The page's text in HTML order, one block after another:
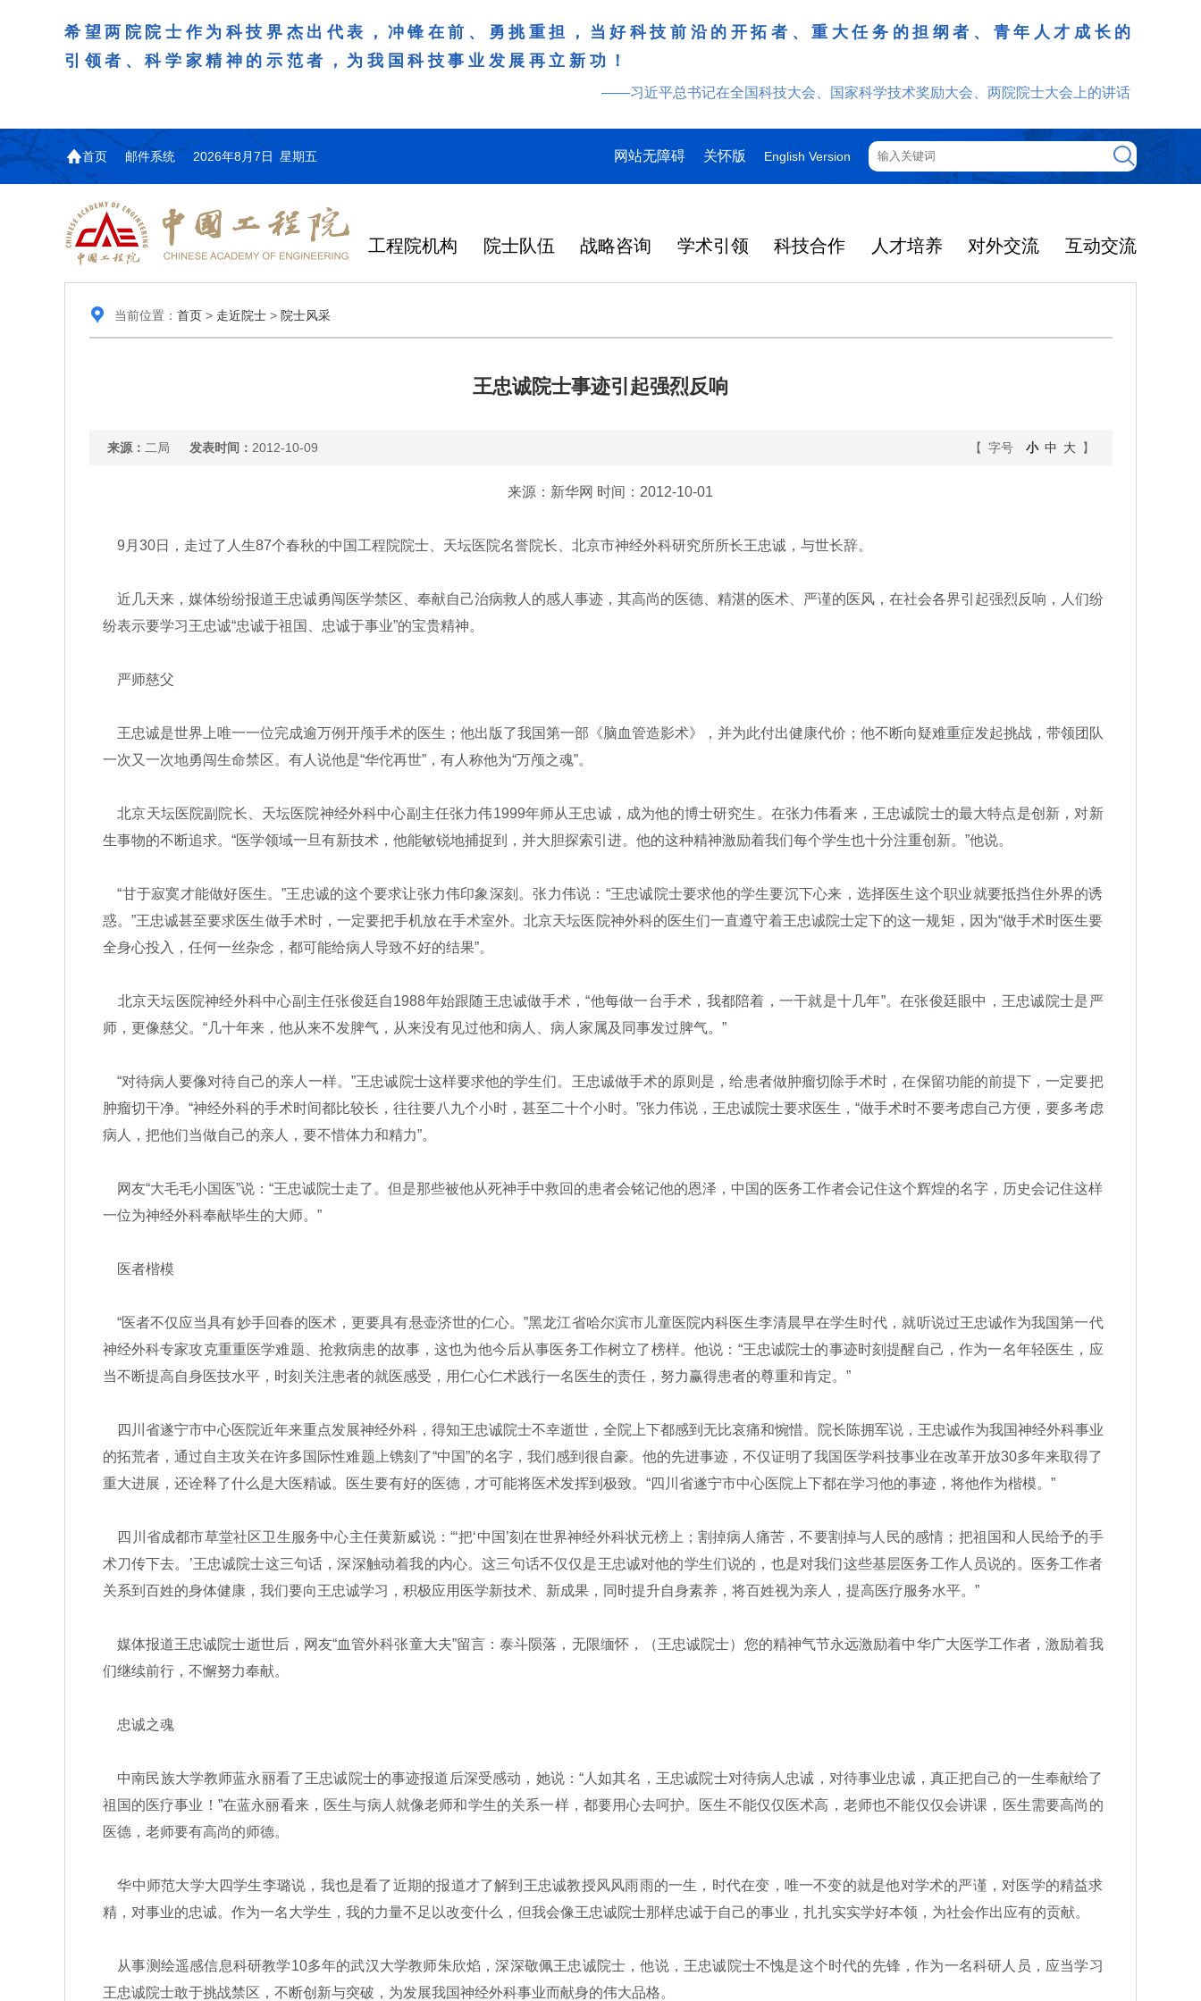
希望两院院士作为科技界杰出代表，冲锋在前、勇挑重担，当好科技前沿的开拓者、重大任务的担纲者、青年人才成长的
引领者、科学家精神的示范者，为我国科技事业发展再立新功！
——习近平总书记在全国科技大会、国家科学技术奖励大会、两院院士大会上的讲话
首页 邮件系统 2026年8月7日 星期五 网站无障碍 关怀版 English Version
工程院机构 院士队伍 战略咨询 学术引领 科技合作 人才培养 对外交流 互动交流
当前位置： 首页> 走近院士> 院士风采
王忠诚院士事迹引起强烈反响
来源： 二局 发表时间： 2012-10-09 【 字号 小 中 大】
来源：新华网 时间：2012-10-01
9月30日，走过了人生87个春秋的中国工程院院士、天坛医院名誉院长、北京市神经外科研究所所长王忠诚，与世长辞。
近几天来，媒体纷纷报道王忠诚勇闯医学禁区、奉献自己治病救人的感人事迹，其高尚的医德、精湛的医术、严谨的医风，在社会各界引起强烈反响，人们纷
纷表示要学习王忠诚“忠诚于祖国、忠诚于事业”的宝贵精神。
严师慈父
王忠诚是世界上唯一一位完成逾万例开颅手术的医生；他出版了我国第一部《脑血管造影术》，并为此付出健康代价；他不断向疑难重症发起挑战，带领团队
一次又一次地勇闯生命禁区。有人说他是“华佗再世”，有人称他为“万颅之魂”。
北京天坛医院副院长、天坛医院神经外科中心副主任张力伟1999年师从王忠诚，成为他的博士研究生。在张力伟看来，王忠诚院士的最大特点是创新，对新
生事物的不断追求。“医学领域一旦有新技术，他能敏锐地捕捉到，并大胆探索引进。他的这种精神激励着我们每个学生也十分注重创新。”他说。
“甘于寂寞才能做好医生。”王忠诚的这个要求让张力伟印象深刻。张力伟说：“王忠诚院士要求他的学生要沉下心来，选择医生这个职业就要抵挡住外界的诱
惑。”王忠诚甚至要求医生做手术时，一定要把手机放在手术室外。北京天坛医院神外科的医生们一直遵守着王忠诚院士定下的这一规矩，因为“做手术时医生要
全身心投入，任何一丝杂念，都可能给病人导致不好的结果”。
北京天坛医院神经外科中心副主任张俊廷自1988年始跟随王忠诚做手术，“他每做一台手术，我都陪着，一干就是十几年”。在张俊廷眼中，王忠诚院士是严
师，更像慈父。“几十年来，他从来不发脾气，从来没有见过他和病人、病人家属及同事发过脾气。”
“对待病人要像对待自己的亲人一样。”王忠诚院士这样要求他的学生们。王忠诚做手术的原则是，给患者做肿瘤切除手术时，在保留功能的前提下，一定要把
肿瘤切干净。“神经外科的手术时间都比较长，往往要八九个小时，甚至二十个小时。”张力伟说，王忠诚院士要求医生，“做手术时不要考虑自己方便，要多考虑
病人，把他们当做自己的亲人，要不惜体力和精力”。
网友“大毛毛小国医”说：“王忠诚院士走了。但是那些被他从死神手中救回的患者会铭记他的恩泽，中国的医务工作者会记住这个辉煌的名字，历史会记住这样
一位为神经外科奉献毕生的大师。”
医者楷模
“医者不仅应当具有妙手回春的医术，更要具有悬壶济世的仁心。”黑龙江省哈尔滨市儿童医院内科医生李清晨早在学生时代，就听说过王忠诚作为我国第一代
神经外科专家攻克重重医学难题、抢救病患的故事，这也为他今后从事医务工作树立了榜样。他说：“王忠诚院士的事迹时刻提醒自己，作为一名年轻医生，应
当不断提高自身医技水平，时刻关注患者的就医感受，用仁心仁术践行一名医生的责任，努力赢得患者的尊重和肯定。”
四川省遂宁市中心医院近年来重点发展神经外科，得知王忠诚院士不幸逝世，全院上下都感到无比哀痛和惋惜。院长陈拥军说，王忠诚作为我国神经外科事业
的拓荒者，通过自主攻关在许多国际性难题上镌刻了“中国”的名字，我们感到很自豪。他的先进事迹，不仅证明了我国医学科技事业在改革开放30多年来取得了
重大进展，还诠释了什么是大医精诚。医生要有好的医德，才可能将医术发挥到极致。“四川省遂宁市中心医院上下都在学习他的事迹，将他作为楷模。”
四川省成都市草堂社区卫生服务中心主任黄新威说：“‘把‘中国’刻在世界神经外科状元榜上；割掉病人痛苦，不要割掉与人民的感情；把祖国和人民给予的手
术刀传下去。’王忠诚院士这三句话，深深触动着我的内心。这三句话不仅仅是王忠诚对他的学生们说的，也是对我们这些基层医务工作人员说的。医务工作者
关系到百姓的身体健康，我们要向王忠诚学习，积极应用医学新技术、新成果，同时提升自身素养，将百姓视为亲人，提高医疗服务水平。”
媒体报道王忠诚院士逝世后，网友“血管外科张童大夫”留言：泰斗陨落，无限缅怀，（王忠诚院士）您的精神气节永远激励着中华广大医学工作者，激励着我
们继续前行，不懈努力奉献。
忠诚之魂
中南民族大学教师蓝永丽看了王忠诚院士的事迹报道后深受感动，她说：“人如其名，王忠诚院士对待病人忠诚，对待事业忠诚，真正把自己的一生奉献给了
祖国的医疗事业！”在蓝永丽看来，医生与病人就像老师和学生的关系一样，都要用心去呵护。医生不能仅仅医术高，老师也不能仅仅会讲课，医生需要高尚的
医德，老师要有高尚的师德。
华中师范大学大四学生李璐说，我也是看了近期的报道才了解到王忠诚教授风风雨雨的一生，时代在变，唯一不变的就是他对学术的严谨，对医学的精益求
精，对事业的忠诚。作为一名大学生，我的力量不足以改变什么，但我会像王忠诚院士那样忠诚于自己的事业，扎扎实实学好本领，为社会作出应有的贡献。
从事测绘遥感信息科研教学10多年的武汉大学教师朱欣焰，深深敬佩王忠诚院士，他说，王忠诚院士不愧是这个时代的先锋，作为一名科研人员，应当学习
王忠诚院士敢于挑战禁区，不断创新与突破，为发展我国神经外科事业而献身的伟大品格。